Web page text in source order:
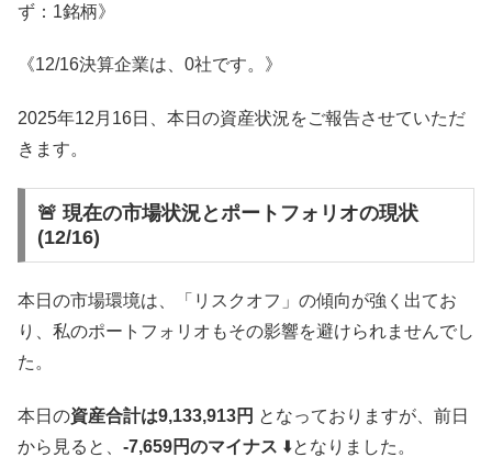
ず：1銘柄》
《12/16決算企業は、0社です。》
2025年12月16日、本日の資産状況をご報告させていただ
きます。
🚨 現在の市場状況とポートフォリオの現状
(12/16)
本日の市場環境は、「リスクオフ」の傾向が強く出てお
り、私のポートフォリオもその影響を避けられませんでし
た。
本日の資産合計は9,133,913円 となっておりますが、前日
から見ると、 -7,659円のマイナス ⬇️となりました。